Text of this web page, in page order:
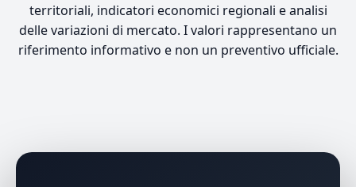
territoriali, indicatori economici regionali e analisi
delle variazioni di mercato. I valori rappresentano un
riferimento informativo e non un preventivo ufficiale.